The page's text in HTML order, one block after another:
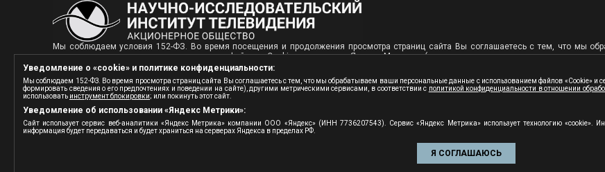
Мы соблюдаем условия 152-ФЗ. Во время посещения и продолжения просмотра страниц сайта Вы соглашаетесь с тем, что мы
персональные данные с использованием файлов «Cookie» и сервиса «Яндекс Метрика» (использование которых позволяет
посетителя сайта, формировать сведения о его предпочтениях и поведении на сайте), другими метрическими сервисами, в
конфиденциальности в отношении обработки персональных данных
. Информация при помощи «сookie» НЕ МОЖЕТ ВАС
будет передаваться и будет храниться на серверах Яндекса в пределах Российской Федерации, согласно
«Яндекс Метрика».Вы можете: отказаться от «сookie» отключив их в браузере; или использоватьинструмент блокировки; или можете
Уведомление о «сookie» и политике конфиденциальности:
Мы соблюдаем 152-ФЗ. Во время просмотра страниц сайта Вы соглашаетесь с тем, что мы обрабатываем ваши персональные данные с использованием файлов «Cookie» и
формировать сведения о его предпочтениях и поведении на сайте), другими метрическими сервисами, в соответствии с политикой конфиденциальности в отношении
использовать инструмент блокировки; или покинуть этот сайт.
Уведомление об использовании «Яндекс Метрики»:
Сайт использует сервис веб-аналитики «Яндекс Метрика» компании ООО «Яндекс» (ИНН 7736207543). Сервис «Яндекс Метрика» использует технологию
информация будет передаваться и будет храниться на серверах Яндекса в пределах РФ.
Я СОГЛАШАЮСЬ
Дизайн, разработка, программирование сайта: MRNX Studio